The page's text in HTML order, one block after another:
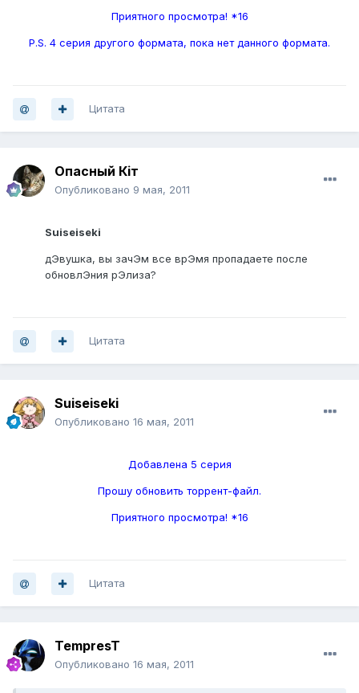
Приятного просмотра! *16
P.S. 4 серия другого формата, пока нет данного формата.
Цитата
Опасный Кiт
Опубликовано 9 мая, 2011
Suiseiseki
дЭвушка, вы зачЭм все врЭмя пропадаете после
обновлЭния рЭлиза?
Цитата
Suiseiseki
Опубликовано 16 мая, 2011
Добавлена 5 серия
Прошу обновить торрент-файл.
Приятного просмотра! *16
Цитата
TempresT
Опубликовано 16 мая, 2011